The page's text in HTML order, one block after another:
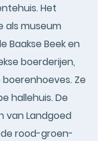
Het
als museum
Baakse Beek en
boerderijen,
boerenhoeves. Ze
hallehuis. De
van Landgoed
rood-groen-